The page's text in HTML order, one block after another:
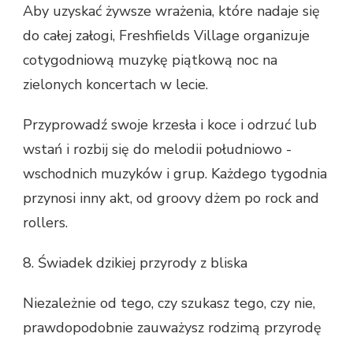
Aby uzyskać żywsze wrażenia, które nadaje się
do całej załogi, Freshfields Village organizuje
cotygodniową muzykę piątkową noc na
zielonych koncertach w lecie.
Przyprowadź swoje krzesła i koce i odrzuć lub
wstań i rozbij się do melodii południowo -
wschodnich muzyków i grup. Każdego tygodnia
przynosi inny akt, od groovy dżem po rock and
rollers.
8. Świadek dzikiej przyrody z bliska
Niezależnie od tego, czy szukasz tego, czy nie,
prawdopodobnie zauważysz rodzimą przyrodę